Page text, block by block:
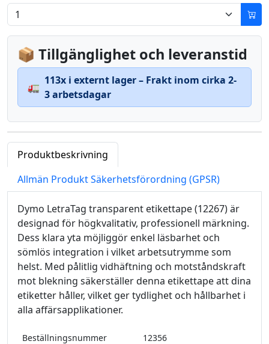
📦 Tillgänglighet och leveranstid
🚛
113x i externt lager – Frakt inom cirka 2-
3 arbetsdagar
Produktbeskrivning
Allmän Produkt Säkerhetsförordning (GPSR)
Dymo LetraTag transparent etikettape (12267) är
designad för högkvalitativ, professionell märkning.
Dess klara yta möjliggör enkel läsbarhet och
sömlös integration i vilket arbetsutrymme som
helst. Med pålitlig vidhäftning och motståndskraft
mot blekning säkerställer denna etikettape att dina
etiketter håller, vilket ger tydlighet och hållbarhet i
alla affärsapplikationer.
Beställningsnummer
12356